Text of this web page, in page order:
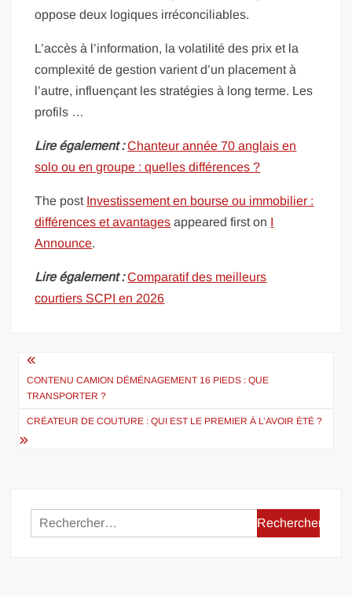
oppose deux logiques irréconciliables.
L’accès à l’information, la volatilité des prix et la
complexité de gestion varient d’un placement à
l’autre, influençant les stratégies à long terme. Les
profils …
Lire également : Chanteur année 70 anglais en
solo ou en groupe : quelles différences ?
The post Investissement en bourse ou immobilier :
différences et avantages appeared first on I
Announce.
Lire également : Comparatif des meilleurs
courtiers SCPI en 2026
Navigation
de
l’article
CONTENU CAMION DÉMÉNAGEMENT 16 PIEDS : QUE
TRANSPORTER ?
CRÉATEUR DE COUTURE : QUI EST LE PREMIER À L’AVOIR ÉTÉ ?
Rechercher :